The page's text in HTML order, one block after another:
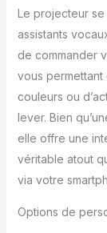
Vous
les
est le
✨【
/
à
encore
pouvez
Le projecteur
assistants
de commander
vous permettant
couleurs ou
lever. Bien
elle offre une
véritable atout
via votre
Options de